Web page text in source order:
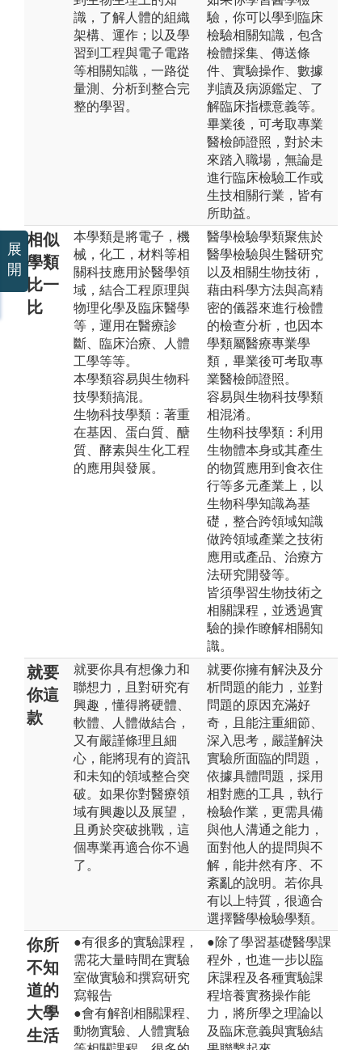
識，了解人體的組織
架構、運作；以及學
習到工程與電子電路
等相關知識，一路從
量測、分析到整合完
整的學習。
驗，你可以學到臨床
檢驗相關知識，包含
檢體採集、傳送條
件、實驗操作、數據
判讀及病源鑑定、了
解臨床指標意義等。
畢業後，可考取專業
醫檢師證照，對於未
來踏入職場，無論是
進行臨床檢驗工作或
生技相關行業，皆有
所助益。
相似
學類
比一
比
本學類是將電子，機
械，化工，材料等相
關科技應用於醫學領
域，結合工程原理與
物理化學及臨床醫學
等，運用在醫療診
斷、臨床治療、人體
工學等等。
本學類容易與生物科
技學類搞混。
生物科技學類：著重
在基因、蛋白質、醣
質、酵素與生化工程
的應用與發展。
醫學檢驗學類聚焦於
醫學檢驗與生醫研究
以及相關生物技術，
藉由科學方法與高精
密的儀器來進行檢體
的檢查分析，也因本
學類屬醫療專業學
類，畢業後可考取專
業醫檢師證照。
容易與生物科技學類
相混淆。
生物科技學類：利用
生物體本身或其產生
的物質應用到食衣住
行等多元產業上，以
生物科學知識為基
礎，整合跨領域知識
做跨領域產業之技術
應用或產品、治療方
法研究開發等。
皆須學習生物技術之
相關課程，並透過實
驗的操作瞭解相關知
識。
就要
你這
款
就要你具有想像力和
聯想力，且對研究有
興趣，懂得將硬體、
軟體、人體做結合，
又有嚴謹條理且細
心，能將現有的資訊
和未知的領域整合突
破。如果你對醫療領
域有興趣以及展望，
且勇於突破挑戰，這
個專業再適合你不過
了。
就要你擁有解決及分
析問題的能力，並對
問題的原因充滿好
奇，且能注重細節、
深入思考，嚴謹解決
實驗所面臨的問題，
依據具體問題，採用
相對應的工具，執行
檢驗作業，更需具備
與他人溝通之能力，
面對他人的提問與不
解，能井然有序、不
紊亂的說明。若你具
有以上特質，很適合
選擇醫學檢驗學類。
你所
不知
道的
大學
生活
●有很多的實驗課程，
需花大量時間在實驗
室做實驗和撰寫研究
寫報告
●會有解剖相關課程、
動物實驗、人體實驗
●除了學習基礎醫學課
程外，也進一步以臨
床課程及各種實驗課
程培養實務操作能
力，將所學之理論以
及臨床意義與實驗結
展
開